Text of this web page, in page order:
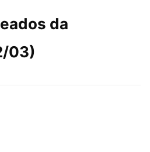
da
03)